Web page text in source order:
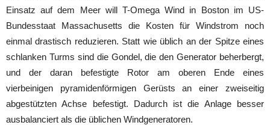
Einsatz auf dem Meer will T-Omega Wind in Boston im US-
Bundesstaat Massachusetts die Kosten für Windstrom noch
einmal drastisch reduzieren. Statt wie üblich an der Spitze eines
schlanken Turms sind die Gondel, die den Generator beherbergt,
und der daran befestigte Rotor am oberen Ende eines
vierbeinigen pyramidenförmigen Gerüsts an einer zweiseitig
abgestützten Achse befestigt. Dadurch ist die Anlage besser
ausbalanciert als die üblichen Windgeneratoren.